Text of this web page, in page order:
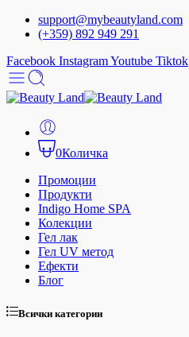
support@mybeautyland.com
(+359) 892 949 291
Facebook InstagramYoutube Tiktok
0Количка
Промоции
Продукти
Indigo Home SPA
Колекции
Гел лак
Гел UV метод
Ефекти
Блог
Всички категории